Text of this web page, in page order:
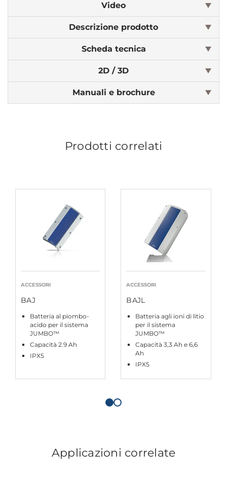
Video
Descrizione prodotto
Scheda tecnica
2D / 3D
Manuali e brochure
Prodotti correlati
ACCESSORI
BAJ
Batteria al piombo-
acido per il sistema
JUMBO™
Capacità 2.9 Ah
IPX5
ACCESSORI
BAJL
Batteria agli ioni di litio
per il sistema
JUMBO™
Capacità 3,3 Ah e 6,6
Ah
IPX5
Applicazioni correlate